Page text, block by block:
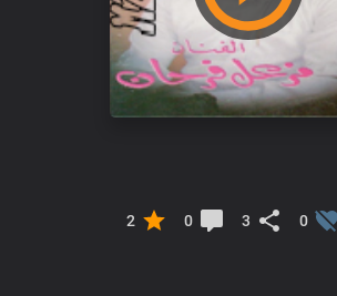
0
3
0
2